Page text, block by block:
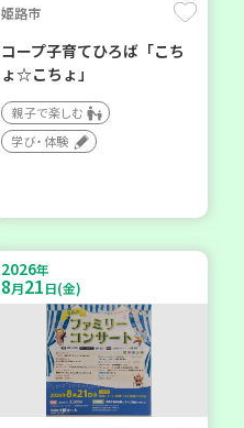
姫路市
コープ子育てひろば「こち
ょ☆こちょ」
親子で楽しむ
学び・体験
2026年
8月21日(金)